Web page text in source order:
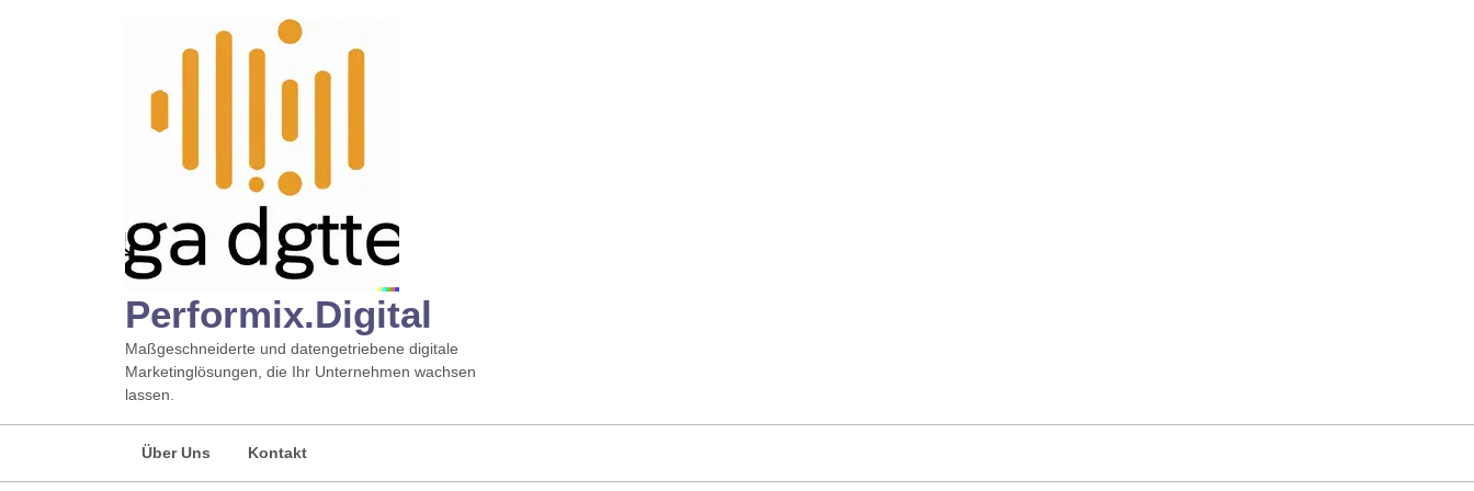
Performix.digital
Maßgeschneiderte und datengetriebene digitale
Marketinglösungen, die Ihr Unternehmen wachsen
lassen.
Über Uns Kontakt